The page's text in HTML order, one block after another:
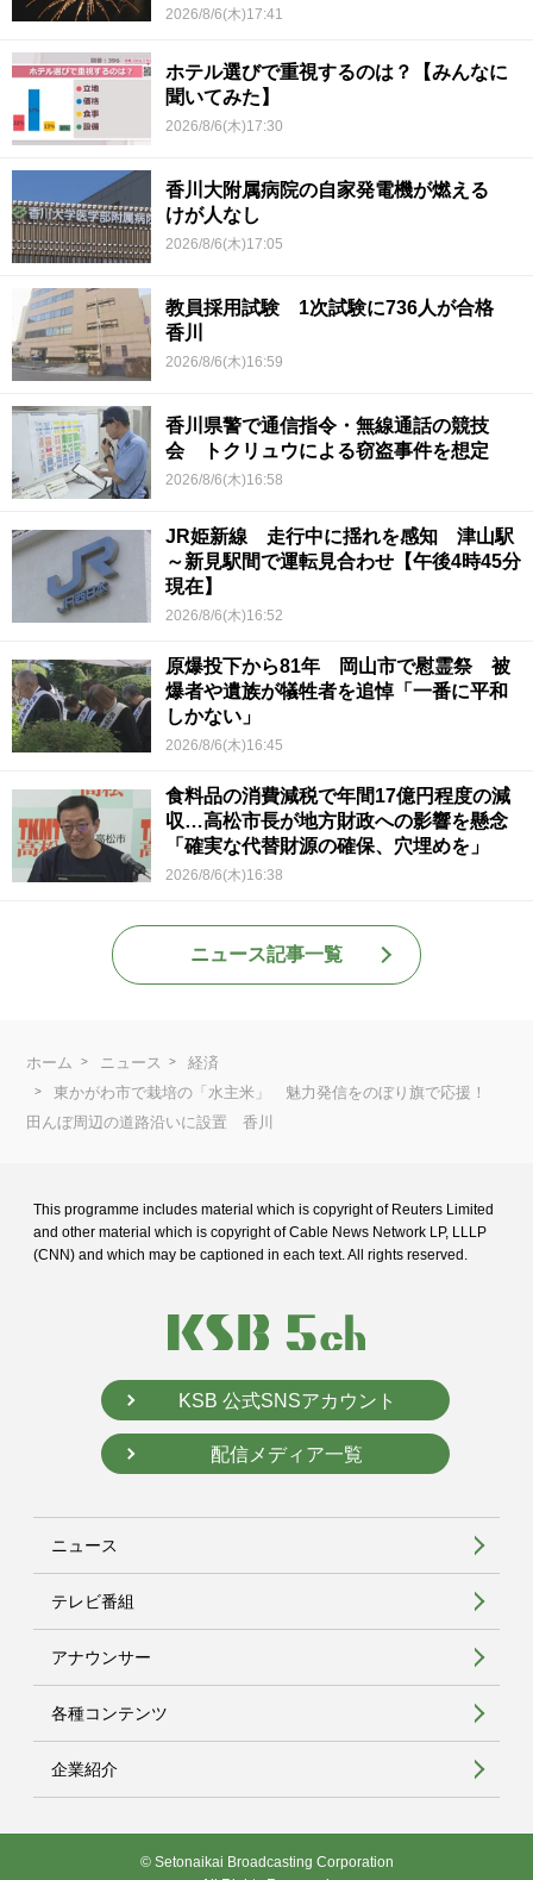
2026/8/6(木)17:41
ホテル選びで重視するのは？【みんなに
聞いてみた】
2026/8/6(木)17:30
香川大附属病院の自家発電機が燃える
けが人なし
2026/8/6(木)17:05
教員採用試験 1次試験に736人が合格
香川
2026/8/6(木)16:59
香川県警で通信指令・無線通話の競技
会 トクリュウによる窃盗事件を想定
2026/8/6(木)16:58
JR姫新線 走行中に揺れを感知 津山駅
～新見駅間で運転見合わせ【午後4時45分
現在】
2026/8/6(木)16:52
原爆投下から81年 岡山市で慰霊祭 被
爆者や遺族が犠牲者を追悼「一番に平和
しかない」
2026/8/6(木)16:45
食料品の消費減税で年間17億円程度の減
収…高松市長が地方財政への影響を懸念
「確実な代替財源の確保、穴埋めを」
2026/8/6(木)16:38
ニュース記事一覧
ホーム ニュース
経済
東かがわ市で栽培の「水主米」 魅力発信をのぼり旗で応援！
田んぼ周辺の道路沿いに設置 香川
This programme includes material which is copyright of Reuters Limited
and other material which is copyright of Cable News Network LP, LLLP
(CNN) and which may be captioned in each text. All rights reserved.
KSB 公式SNSアカウント
配信メディア一覧
ニュース
テレビ番組
アナウンサー
各種コンテンツ
企業紹介
© Setonaikai Broadcasting Corporation